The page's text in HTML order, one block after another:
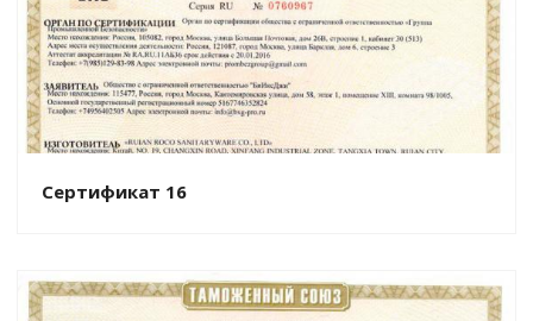
Сертификат 16